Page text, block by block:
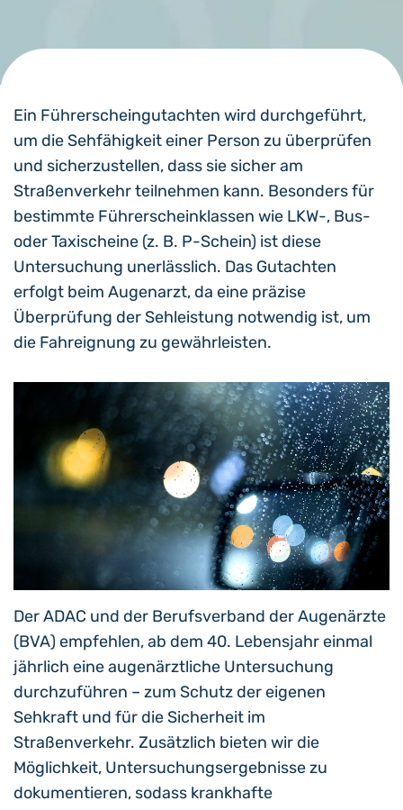
Ein Führerscheingutachten wird durchgeführt,
um die Sehfähigkeit einer Person zu überprüfen
und sicherzustellen, dass sie sicher am
Straßenverkehr teilnehmen kann. Besonders für
bestimmte Führerscheinklassen wie LKW-, Bus-
oder Taxischeine (z. B. P-Schein) ist diese
Untersuchung unerlässlich. Das Gutachten
erfolgt beim Augenarzt, da eine präzise
Überprüfung der Sehleistung notwendig ist, um
die Fahreignung zu gewährleisten.
Der ADAC und der Berufsverband der Augenärzte
(BVA) empfehlen, ab dem 40. Lebensjahr einmal
jährlich eine augenärztliche Untersuchung
durchzuführen – zum Schutz der eigenen
Sehkraft und für die Sicherheit im
Straßenverkehr. Zusätzlich bieten wir die
Möglichkeit, Untersuchungsergebnisse zu
dokumentieren, sodass krankhafte